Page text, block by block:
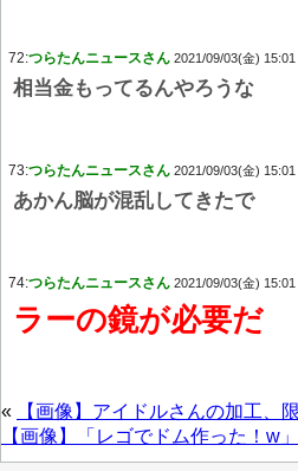
72:つらたんニュースさん 2021/09/03(金) 15:01
相当金もってるんやろうな
73:つらたんニュースさん 2021/09/03(金) 15:01
あかん脳が混乱してきたで
74:つらたんニュースさん 2021/09/03(金) 15:01
ラーの鏡が必要だ
«
【画像】アイドルさんの加工、
【画像】「レゴでドム作った！w